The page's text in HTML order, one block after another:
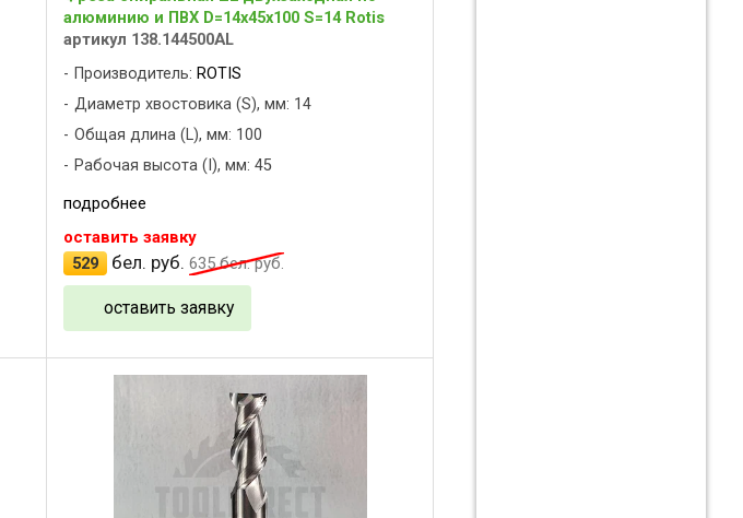
алюминию и ПВХ D=14x45x100 S=14 Rotis
артикул 138.144500AL
Производитель: ROTIS
Диаметр хвостовика (S), мм: 14
Общая длина (L), мм: 100
Рабочая высота (I), мм: 45
подробнее
оставить заявку
529
бел. руб. 635бел. руб.
оставить заявку